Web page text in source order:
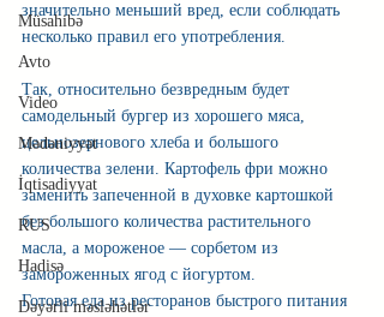
Müsahibə
Avto
Video
Mədəniyyət
İqtisadiyyat
RUS
Hadisə
Dəyərli məsləhətlər
значительно меньший вред, если соблюдать
несколько правил его употребления.
Так, относительно безвредным будет
самодельный бургер из хорошего мяса,
цельнозернового хлеба и большого
количества зелени. Картофель фри можно
заменить запеченной в духовке картошкой
без большого количества растительного
масла, а мороженое — сорбетом из
замороженных ягод с йогуртом.
Готовая еда из ресторанов быстрого питания